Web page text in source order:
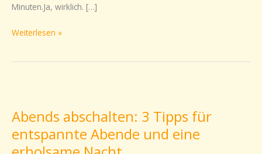
Minuten.Ja, wirklich. […]
Weiterlesen »
Abends abschalten: 3 Tipps für
entspannte Abende und eine
3
Tipps
für